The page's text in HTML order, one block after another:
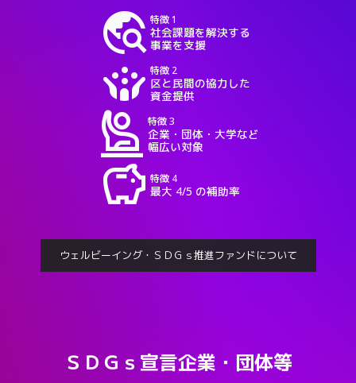
travel_explore 特徴 1
社会課題を解決する
事業を支援
crowdsource 特徴 2
区と民間の協力した
資金提供
person_raised_hand 特徴 3
企業・団体・大学など
幅広い対象
savings 特徴 4
最大 4/5 の補助率
ウェルビーイング・ＳＤＧｓ推進ファンドについて
ＳＤＧｓ宣言企業・団体等